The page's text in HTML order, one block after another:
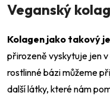
Veganský
Kolagen jako takový
přirozeně vyskytuje jen
rostlinné bázi můžeme
další látky, které nám